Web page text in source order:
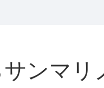
ンマリ